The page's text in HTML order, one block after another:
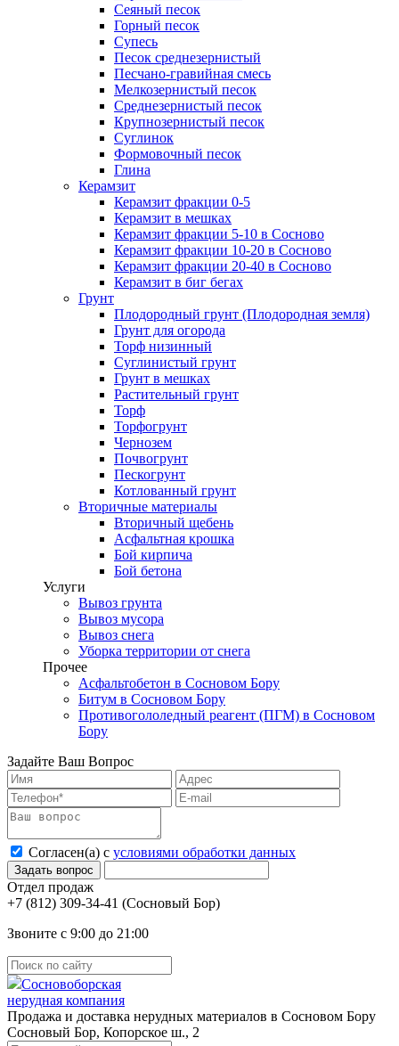
Сеяный песок
Горный песок
Супесь
Песок среднезернистый
Песчано-гравийная смесь
Мелкозернистый песок
Среднезернистый песок
Крупнозернистый песок
Суглинок
Формовочный песок
Глина
Керамзит
Керамзит фракции 0-5
Керамзит в мешках
Керамзит фракции 5-10 в Сосново
Керамзит фракции 10-20 в Сосново
Керамзит фракции 20-40 в Сосново
Керамзит в биг бегах
Грунт
Плодородный грунт (Плодородная земля)
Грунт для огорода
Торф низинный
Суглинистый грунт
Грунт в мешках
Растительный грунт
Торф
Торфогрунт
Чернозем
Почвогрунт
Пескогрунт
Котлованный грунт
Вторичные материалы
Вторичный щебень
Асфальтная крошка
Бой кирпича
Бой бетона
Услуги
Вывоз грунта
Вывоз мусора
Вывоз снега
Уборка территории от снега
Прочее
Асфальтобетон в Сосновом Бору
Битум в Сосновом Бору
Противогололедный реагент (ПГМ) в Сосновом
Бору
Задайте Ваш Вопрос
Согласен(а) с условиями обработки данных
Отдел продаж
(Сосновый Бор)
Звоните с 9:00 до 21:00
Сосновоборская
нерудная компания
Продажа и доставка нерудных материалов в Сосновом Бору
Сосновый Бор, Копорское ш., 2